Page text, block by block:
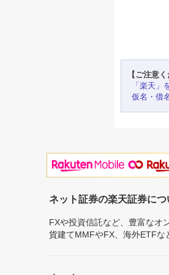
【ご注意く
「楽天」
仮名・借
ネット証券の楽天証券に
FXや投資信託など、豊富なオ
貨建てMMFやFX、海外ETFな